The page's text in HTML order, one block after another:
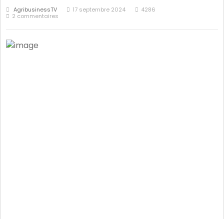
AgribusinessTV 17 septembre 2024
4286
2 commentaires